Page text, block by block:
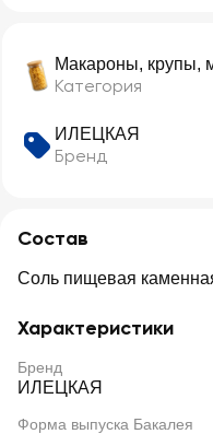
Макароны, крупы,
Категория
ИЛЕЦКАЯ
Бренд
Состав
Соль пищевая
Характеристики
Бренд
ИЛЕЦКАЯ
Форма выпуска Бакалея